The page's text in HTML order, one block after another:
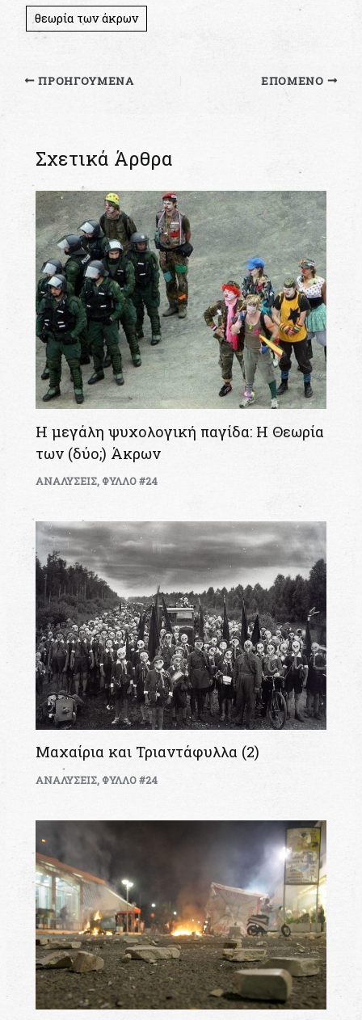
θεωρία των άκρων
ΠΡΟΗΓΟΎΜΕΝΑ ΕΠΌΜΕΝΟ
Σχετικά Άρθρα
Η μεγάλη ψυχολογική παγίδα: Η Θεωρία
των (δύο;) Άκρων
ΑΝΑΛΥΣΕΙΣ,ΦΥΛΛΟ #24
Μαχαίρια και Τριαντάφυλλα (2)
ΑΝΑΛΥΣΕΙΣ,ΦΥΛΛΟ #24